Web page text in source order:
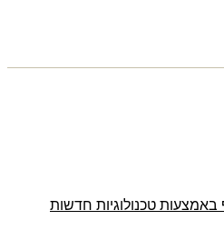
באמצעות טכנולוגיות חדשות